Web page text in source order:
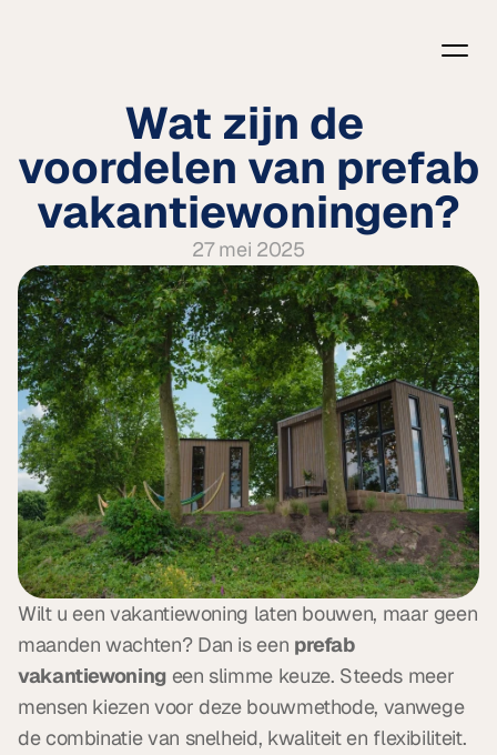
Wat zijn de
voordelen van prefab
vakantiewoningen?
27 mei 2025
Wilt u een vakantiewoning laten bouwen, maar geen
maanden wachten? Dan is een prefab
vakantiewoning een slimme keuze. Steeds meer
mensen kiezen voor deze bouwmethode, vanwege
de combinatie van snelheid, kwaliteit en flexibiliteit.